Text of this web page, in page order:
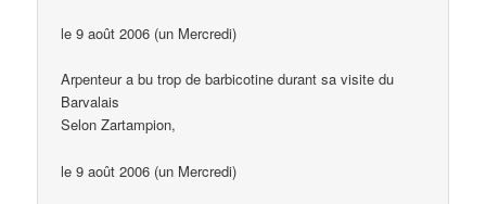
le 9 août 2006 (un Mercredi)
Arpenteur a bu trop de barbicotine durant sa visite du
Barvalais
Selon Zartampion,
le 9 août 2006 (un Mercredi)